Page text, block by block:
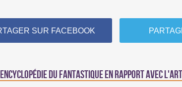
SUR FACEBOOK
du fantastique en rapport avec